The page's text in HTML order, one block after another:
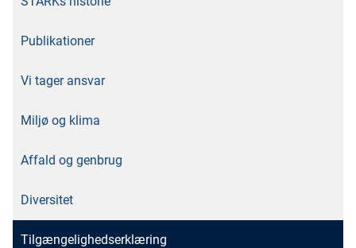
Publikationer
Vi tager ansvar
Miljø og klima
Affald og genbrug
Diversitet
Tilgængelighedserklæring